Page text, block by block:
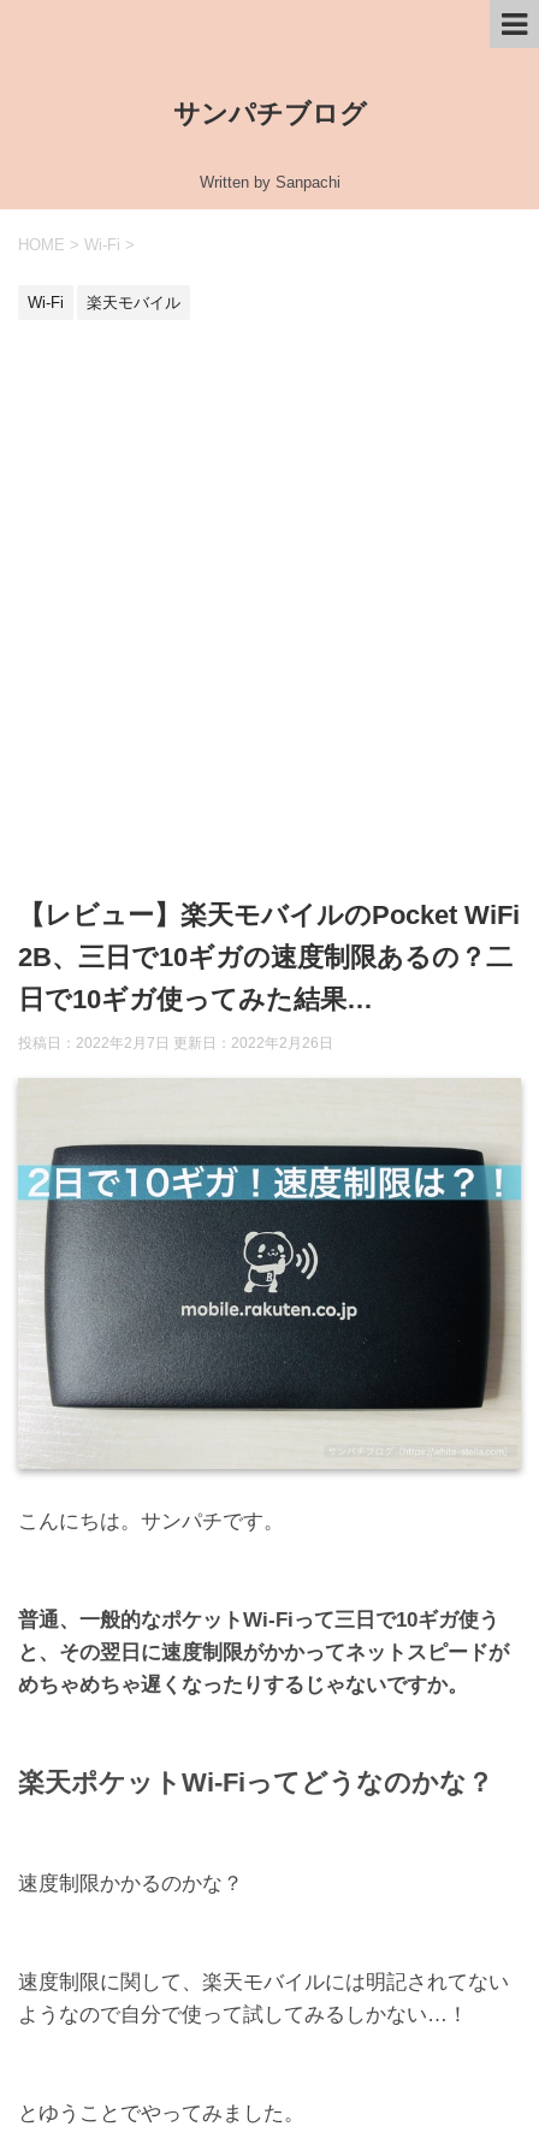
サンパチブログ
Written by Sanpachi
HOME > Wi-Fi >
Wi-Fi 楽天モバイル
【レビュー】楽天モバイルのPocket WiFi
2B、三日で10ギガの速度制限あるの？二
日で10ギガ使ってみた結果…
投稿日：2022年2月7日 更新日： 2022年2月26日
こんにちは。サンパチです。
普通、一般的なポケットWi-Fiって三日で10ギガ使う
と、その翌日に速度制限がかかってネットスピードが
めちゃめちゃ遅くなったりするじゃないですか。
楽天ポケットWi-Fiってどうなのかな？
速度制限かかるのかな？
速度制限に関して、楽天モバイルには明記されてない
ようなので自分で使って試してみるしかない…！
とゆうことでやってみました。